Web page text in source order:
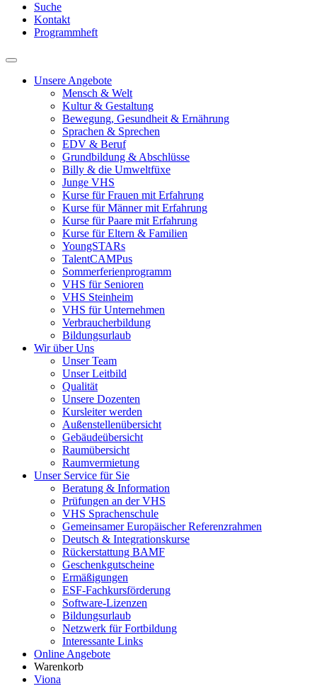
Suche
Kontakt
Programmheft
Unsere Angebote
Mensch & Welt
Kultur & Gestaltung
Bewegung, Gesundheit & Ernährung
Sprachen & Sprechen
EDV & Beruf
Grundbildung & Abschlüsse
Billy & die Umweltfüxe
Junge VHS
Kurse für Frauen mit Erfahrung
Kurse für Männer mit Erfahrung
Kurse für Paare mit Erfahrung
Kurse für Eltern & Familien
YoungSTARs
TalentCAMPus
Sommerferienprogramm
VHS für Senioren
VHS Steinheim
VHS für Unternehmen
Verbraucherbildung
Bildungsurlaub
Wir über Uns
Unser Team
Unser Leitbild
Qualität
Unsere Dozenten
Kursleiter werden
Außenstellenübersicht
Gebäudeübersicht
Raumübersicht
Raumvermietung
Unser Service für Sie
Beratung & Information
Prüfungen an der VHS
VHS Sprachenschule
Gemeinsamer Europäischer Referenzrahmen
Deutsch & Integrationskurse
Rückerstattung BAMF
Geschenkgutscheine
Ermäßigungen
ESF-Fachkursförderung
Software-Lizenzen
Bildungsurlaub
Netzwerk für Fortbildung
Interessante Links
Online Angebote
Warenkorb
Viona